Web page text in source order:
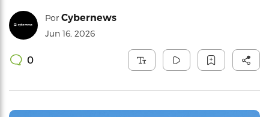
Por Cybernews
Jun 16, 2026
0